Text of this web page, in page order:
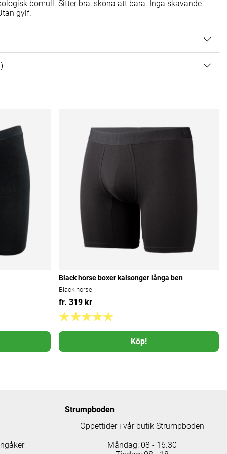
bomull. Sitter bra, sköna att bära. Inga skavande
gylf.
AV 5 ANTAL BETYG 1
)
Black horse boxer kalsonger långa ben
Black horse
fr. 319 kr
Köp!
Strumpboden
Öppettider i vår butik Strumpboden
Måndag: 08 - 16.30